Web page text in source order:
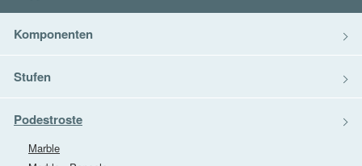
Komponenten
Stufen
Podestroste
Marble